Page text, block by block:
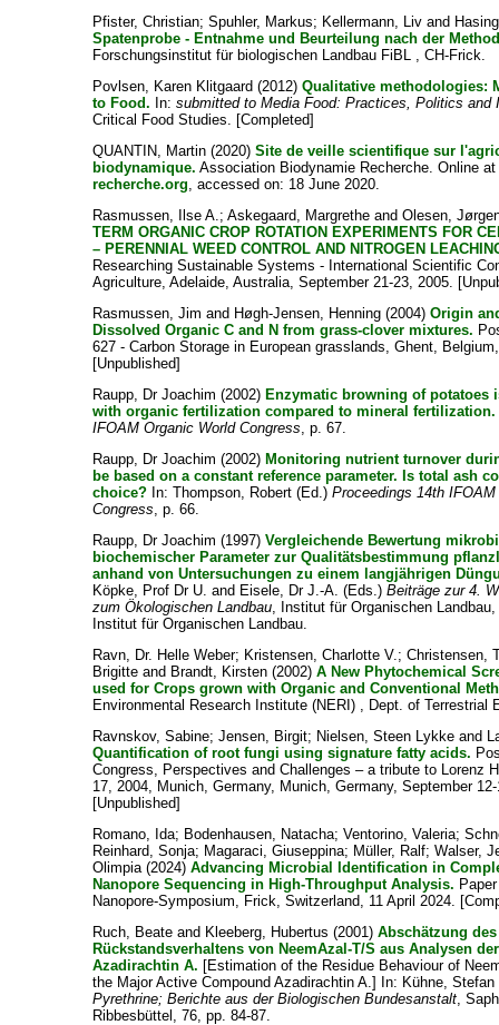
Pfister, Christian;Spuhler, Markus; Kellermann, Liv and
Spatenprobe - Entnahme und Beurteilung nach der
Forschungsinstitut für biologischen Landbau FiBL , CH-Frick.
Povlsen, Karen Klitgaard (2012)Qualitative methodologies:
to Food. In:submitted to Media Food: Practices, Politics and
Critical Food Studies. [Completed]
QUANTIN, Martin (2020)Site de veille scientifique sur
biodynamique. Association Biodynamie Recherche. Online
recherche.org, accessed on: 18 June 2020.
Rasmussen, Ilse A.;Askegaard, Margrethe andOlesen,
TERM ORGANIC CROP ROTATION EXPERIMENTS FOR
– PERENNIAL WEED CONTROL AND NITROGEN
Researching Sustainable Systems - International Scientific
Agriculture, Adelaide, Australia, September 21-23, 2005.
Rasmussen, Jim and Høgh-Jensen, Henning (2004)Origin
Dissolved Organic C and N from grass-clover mixtures.
627 - Carbon Storage in European grasslands, Ghent,
[Unpublished]
Raupp, Dr Joachim (2002) Enzymatic browning of potatoes
with organic fertilization compared to mineral fertilization.
IFOAM Organic World Congress, p. 67.
Raupp, Dr Joachim (2002) Monitoring nutrient turnover
be based on a constant reference parameter. Is total ash
choice? In:Thompson, Robert (Ed.)Proceedings 14th
Congress, p. 66.
Raupp, Dr Joachim (1997)Vergleichende Bewertung
biochemischer Parameter zur Qualitätsbestimmung
anhand von Untersuchungen zu einem langjährigen
Köpke, Prof Dr U. and Eisele, Dr J.-A. (Eds.)Beiträge zur 4.
zum Ökologischen Landbau, Institut für Organischen
Institut für Organischen Landbau.
Ravn, Dr. Helle Weber; Kristensen, Charlotte V.;Christensen,
Brigitte and Brandt, Kirsten (2002)A New Phytochemical
used for Crops grown with Organic and Conventional
Environmental Research Institute (NERI) , Dept. of Terrestrial
Ravnskov, Sabine;Jensen, Birgit; Nielsen, Steen Lykke and
Quantification of root fungi using signature fatty acids.
Congress, Perspectives and Challenges – a tribute to Lorenz
17, 2004, Munich, Germany, Munich, Germany, September
[Unpublished]
Romano, Ida; Bodenhausen, Natacha;Ventorino, Valeria;
Reinhard, Sonja; Magaraci, Giuseppina; Müller, Ralf;Walser,
Olimpia(2024)Advancing Microbial Identification in
Nanopore Sequencing in High-Throughput Analysis.
Nanopore-Symposium, Frick, Switzerland, 11 April 2024.
Ruch, Beate and Kleeberg, Hubertus (2001)Abschätzung des
Rückstandsverhaltens von NeemAzal-T/S aus Analysen
Azadirachtin A. [Estimation of the Residue Behaviour of
the Major Active Compound Azadirachtin A.] In: Kühne, Stefan
Pyrethrine; Berichte aus der Biologischen Bundesanstalt,
Ribbesbüttel, 76, pp. 84-87.